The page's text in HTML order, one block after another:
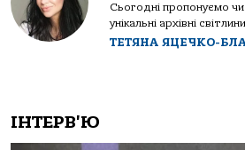
Сьогодні пропонуємо
унікальні архівні
ТЕТЯНА ЯЦЕЧКО-
ІНТЕРВ'Ю